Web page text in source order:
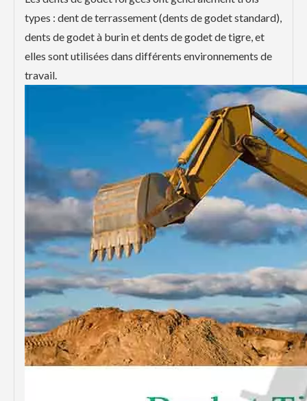
types : dent de terrassement (dents de godet standard),
dents de godet à burin et dents de godet de tigre, et
elles sont utilisées dans différents environnements de
travail.